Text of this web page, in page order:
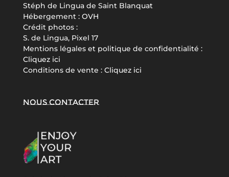
Stéph de Lingua de Saint Blanquat
Hébergement : OVH
Crédit photos :
S. de Lingua, Pixel 17
Mentions légales et politique de confidentialité :
Cliquez ici
Conditions de vente : Cliquez ici
Nous contacter